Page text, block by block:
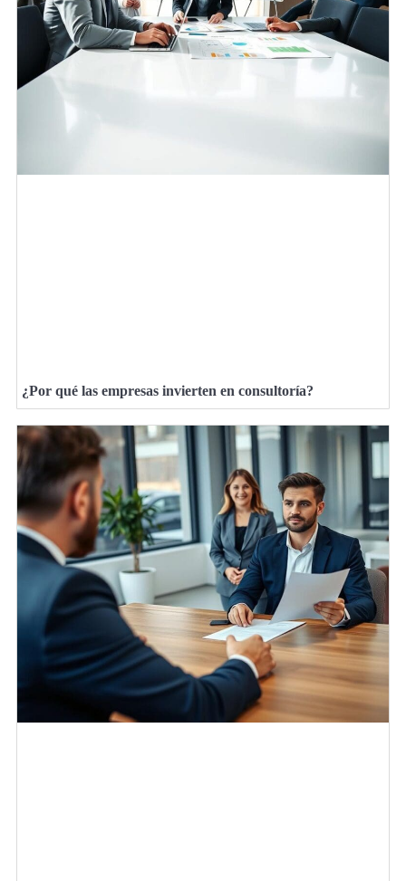
¿Por qué las empresas invierten en consultoría?